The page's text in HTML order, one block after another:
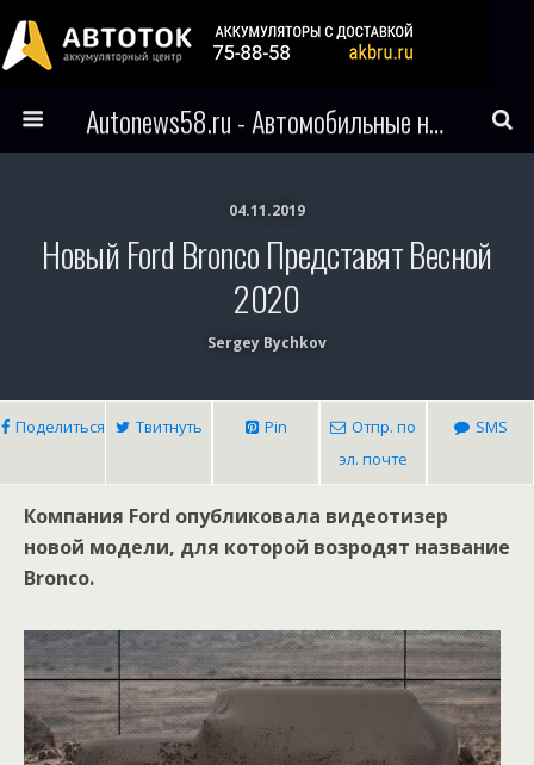
Autonews58.ru - Автомобильные новости Пензы и всего мира
04.11.2019
Новый Ford Bronco Представят Весной
2020
Sergey Bychkov
Поделиться Твитнуть Pin
Отпр. по
эл. почте
SMS
Компания Ford опубликовала видеотизер
новой модели, для которой возродят название
Bronco.